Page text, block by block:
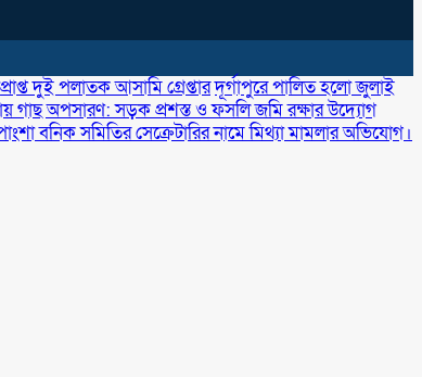
দুই পলাতক আসামি গ্রেপ্তার‎দূর্গাপুরে পালিত হলো জুলাই
গাছ অপসারণ: সড়ক প্রশস্ত ও ফসলি জমি রক্ষার উদ্যোগ
বনিক সমিতির সেক্রেটারির নামে মিথ্যা মামলার অভিযোগ।